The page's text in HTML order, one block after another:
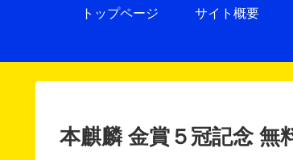
トップページ サイト概要
本麒麟 金賞５冠記念 無